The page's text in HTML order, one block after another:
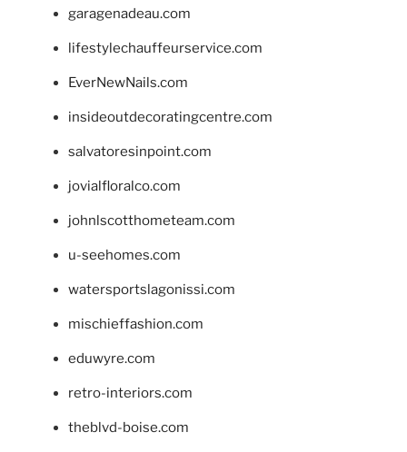
garagenadeau.com
lifestylechauffeurservice.com
EverNewNails.com
insideoutdecoratingcentre.com
salvatoresinpoint.com
jovialfloralco.com
johnlscotthometeam.com
u-seehomes.com
watersportslagonissi.com
mischieffashion.com
eduwyre.com
retro-interiors.com
theblvd-boise.com